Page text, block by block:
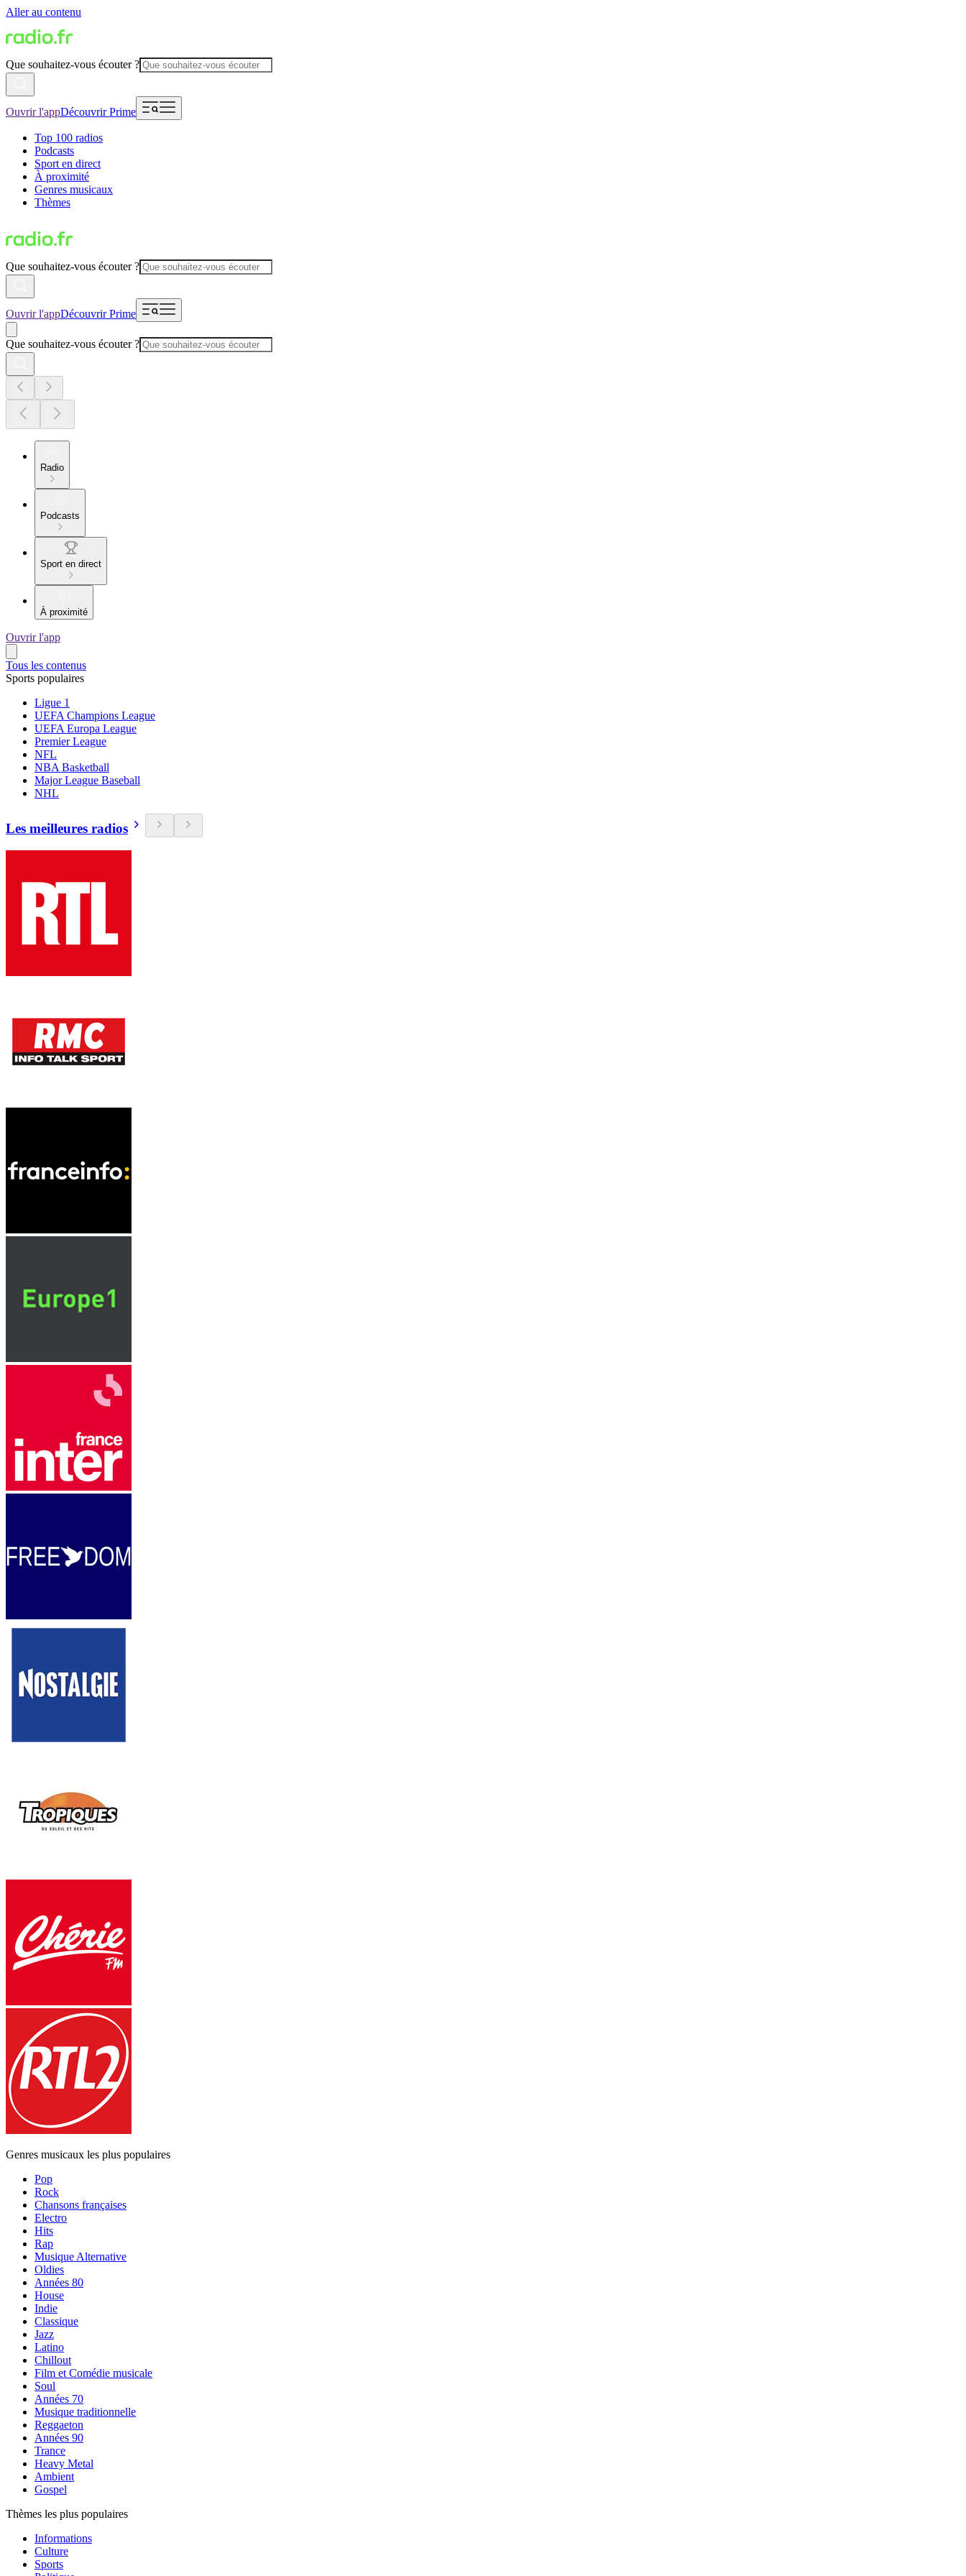
Aller au contenu
Que souhaitez-vous écouter ?
Ouvrir l'appDécouvrir Prime
Top 100 radios
Podcasts
Sport en direct
À proximité
Genres musicaux
Thèmes
Que souhaitez-vous écouter ?
Ouvrir l'appDécouvrir Prime
Que souhaitez-vous écouter ?
Radio
Podcasts
Sport en direct
À proximité
Ouvrir l'app
Tous les contenus
Sports populaires
Ligue 1
UEFA Champions League
UEFA Europa League
Premier League
NFL
NBA Basketball
Major League Baseball
NHL
Les meilleures radios
Genres musicaux les plus populaires
Pop
Rock
Chansons françaises
Electro
Hits
Rap
Musique Alternative
Oldies
Années 80
House
Indie
Classique
Jazz
Latino
Chillout
Film et Comédie musicale
Soul
Années 70
Musique traditionnelle
Reggaeton
Années 90
Trance
Heavy Metal
Ambient
Gospel
Thèmes les plus populaires
Informations
Culture
Sports